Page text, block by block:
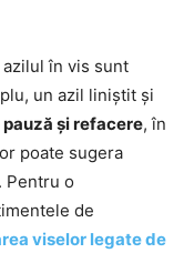
în vis sunt
un azil liniștit și
și refacere, în
poate sugera
Pentru o
de
viselor legate de